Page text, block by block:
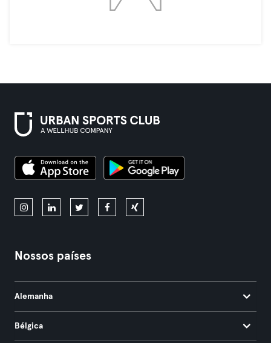
Nossos países
Alemanha
Bélgica